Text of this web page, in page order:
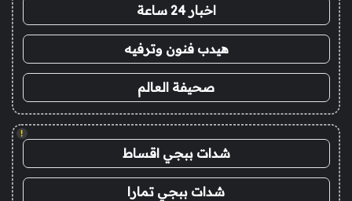
اخبار 24 ساعة
هيدب فنون وترفيه
صحيفة العالم
!
شدات ببجي اقساط
شدات ببجي تمارا